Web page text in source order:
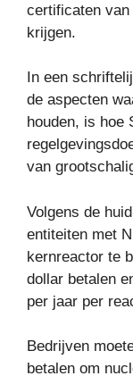
certificaten van
krijgen.
In een
de aspecten
houden, is hoe
van
Volgens de
entiteiten met
kernreactor te
dollar betalen
per jaar per
Bedrijven
betalen om